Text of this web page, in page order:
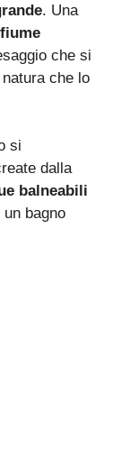
. Una
fiume
che si
che lo
si
dalla
balneabili
bagno